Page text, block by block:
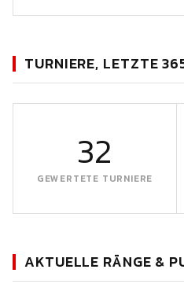
TURNIERE, LETZTE
32
GEWERTETE TURNIERE
AKTUELLE RÄNGE &